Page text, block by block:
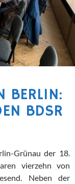
BERLIN:
BDSR
Grünau der 18.
vierzehn von
Neben der